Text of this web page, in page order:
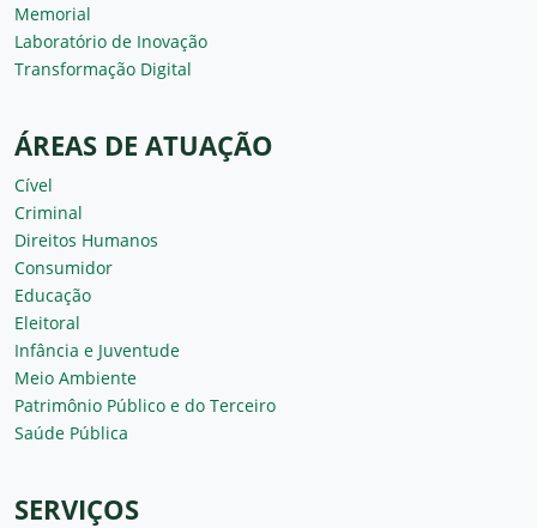
Memorial
Laboratório de Inovação
Transformação Digital
ÁREAS DE ATUAÇÃO
Cível
Criminal
Direitos Humanos
Consumidor
Educação
Eleitoral
Infância e Juventude
Meio Ambiente
Patrimônio Público e do Terceiro
Saúde Pública
SERVIÇOS